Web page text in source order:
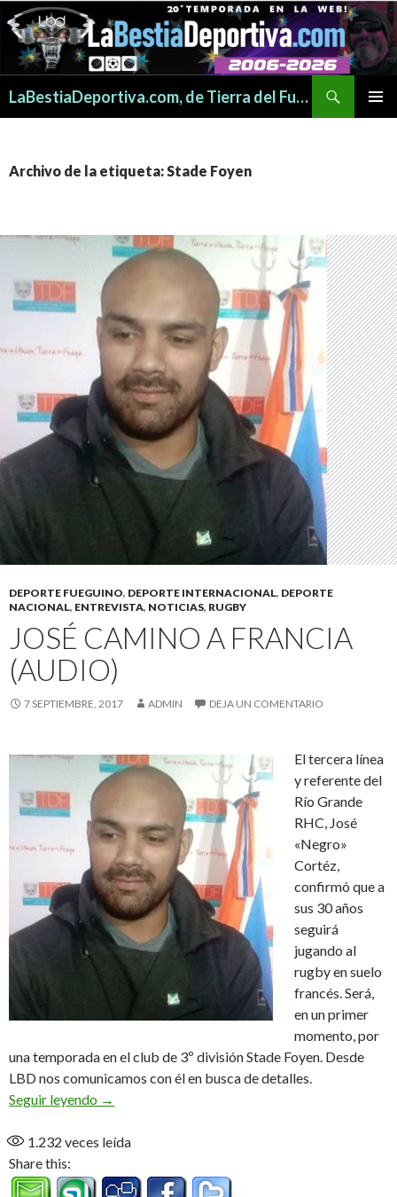
LaBestiaDeportiva.com, de Tierra del Fuego para todo el mundo
Archivo de la etiqueta: Stade Foyen
DEPORTE FUEGUINO, DEPORTE INTERNACIONAL, DEPORTE
NACIONAL, ENTREVISTA, NOTICIAS, RUGBY
JOSÉ CAMINO A FRANCIA
(AUDIO)
7 SEPTIEMBRE, 2017 ADMIN DEJA UN COMENTARIO
El tercera línea
y referente del
Río Grande
RHC, José
«Negro»
Cortéz,
confirmó que a
sus 30 años
seguirá
jugando al
rugby en suelo
francés. Será,
en un primer
momento, por
una temporada en el club de 3º división Stade Foyen. Desde
LBD nos comunicamos con él en busca de detalles.
Seguir leyendo José camino a Francia (Audio)
→
1.232 veces leída
Share this: